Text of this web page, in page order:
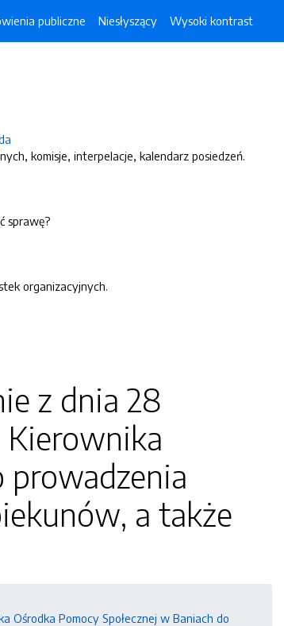
publiczne Niesłyszący Wysoki kontrast
komisje, interpelacje, kalendarz posiedzeń.
sprawę?
organizacyjnych.
z dnia 28
prowadzenia
a także
Ośrodka Pomocy Społecznej w Baniach do